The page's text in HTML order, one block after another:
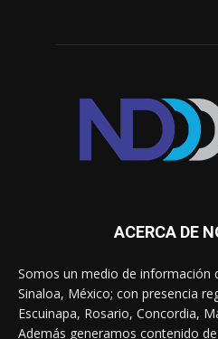
ACERCA DE
Somos un medio de información
Sinaloa, México; con presencia
Escuinapa, Rosario, Concordia,
Además generamos contenido